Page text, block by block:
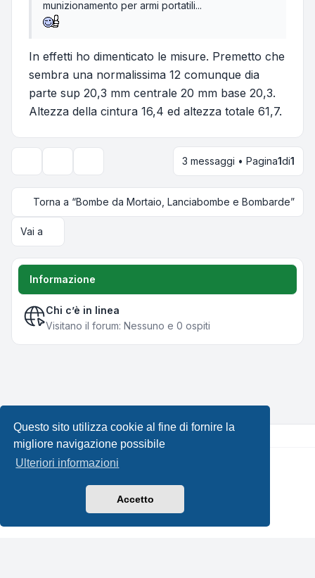
Questo sito utilizza cookie al fine di fornire la
migliore navigazione possibile
Ulteriori informazioni
Accetto
munizionamento per armi portatili...
In effetti ho dimenticato le misure. Premetto che
sembra una normalissima 12 comunque dia
parte sup 20,3 mm centrale 20 mm base 20,3.
Altezza della cintura 16,4 ed altezza totale 61,7.
Opzioni di visualizzazione e ordinamento
3 messaggi • Pagina1di1
Torna a “Bombe da Mortaio, Lanciabombe e Bombarde”
Vai a
Informazione
Chi c’è in linea
Visitano il forum: Nessuno e 0 ospiti
Creato daphpBB® Forum Software © phpBB Limited •
Leenoz.com
phpBB-Italia.it
Condizioni|Tutti gli orari sono